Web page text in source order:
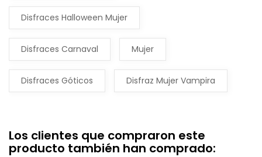
Disfraces Halloween Mujer
Disfraces Carnaval Mujer
Disfraces Góticos Disfraz Mujer Vampira
Los clientes que compraron este
producto también han comprado: